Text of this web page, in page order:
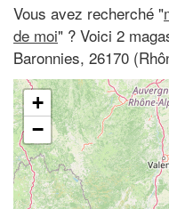
Vous avez recherché "
de moi" ? Voici 2
Baronnies, 26170
+
−